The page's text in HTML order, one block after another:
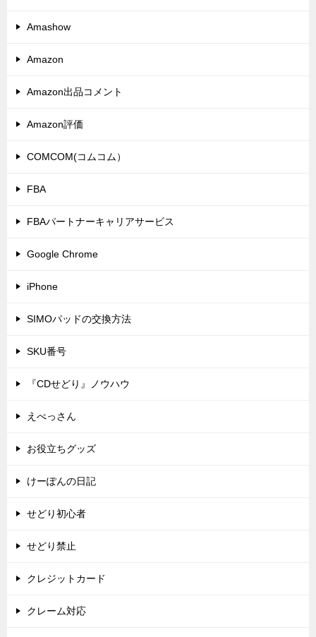
Amashow
Amazon
Amazon出品コメント
Amazon評価
COMCOM(コムコム）
FBA
FBAパートナーキャリアサービス
Google Chrome
iPhone
SIMOパッドの交換方法
SKU番号
『CDせどり』ノウハウ
えべっさん
お役立ちグッズ
けーぽんの日記
せどり初心者
せどり禁止
クレジットカード
クレーム対応